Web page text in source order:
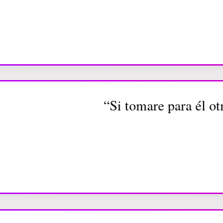
“Si tomare para él